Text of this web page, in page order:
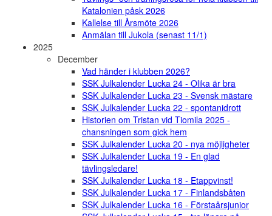
Katalonien påsk 2026
Kallelse till Årsmöte 2026
Anmälan till Jukola (senast 11/1)
2025
December
Vad händer i klubben 2026?
SSK Julkalender Lucka 24 - Olika är bra
SSK Julkalender Lucka 23 - Svensk mästare
SSK Julkalender Lucka 22 - spontanidrott
Historien om Tristan vid Tiomila 2025 -
chansningen som gick hem
SSK Julkalender Lucka 20 - nya möjligheter
SSK Julkalender Lucka 19 - En glad
tävlingsledare!
SSK Julkalender Lucka 18 - Etappvinst!
SSK Julkalender Lucka 17 - Finlandsbåten
SSK Julkalender Lucka 16 - Förstaårsjunior